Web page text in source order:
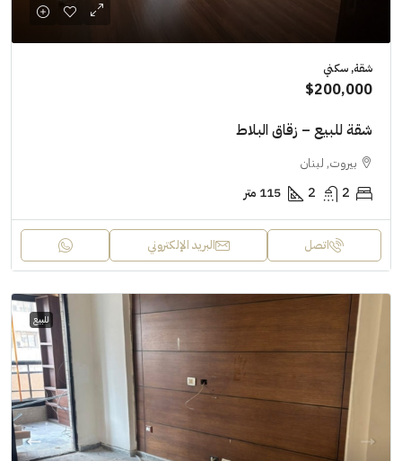
شقة, سكني
$200,000
شقة للبيع – زقاق البلاط
بيروت, لبنان
2
2 115 متر
اتصل البريد الإلكتروني
للبيع